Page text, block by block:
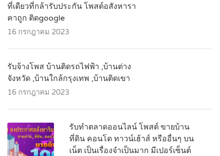
ที่เดียวที่กล้ารับประกัน โพสต์อสังหารา
คาถูก ติดgoogle
16 กรกฎาคม 2023
รับจ้างโพส บ้านติดรถไฟฟ้า ,บ้านต่าง
จังหวัด ,บ้านใกล้กรุงเทพ ,บ้านติดเขา
16 กรกฎาคม 2023
รับทำตลาดออนไลน์ โพสต์ ขายบ้าน
ที่ดิน คอนโด ทาวน์เฮ้าส์ หรืออื่นๆ บน
เน็ต เป็นเรื่องจำเป็นมาก มีเปอร์เซ็นต์